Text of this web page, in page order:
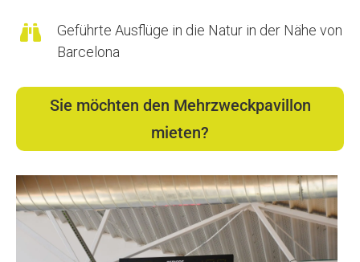

Geführte Ausflüge in die Natur in der Nähe von
Barcelona
Sie möchten den Mehrzweckpavillon
mieten?